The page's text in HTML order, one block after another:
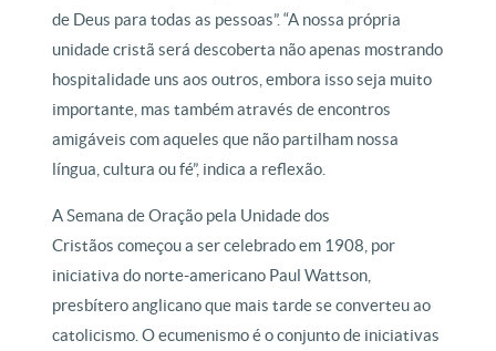
de Deus para todas as pessoas”. “A nossa própria
unidade cristã será descoberta não apenas mostrando
hospitalidade uns aos outros, embora isso seja muito
importante, mas também através de encontros
amigáveis com aqueles que não partilham nossa
língua, cultura ou fé”, indica a reflexão.
A Semana de Oração pela Unidade dos
Cristãos começou a ser celebrado em 1908, por
iniciativa do norte-americano Paul Wattson,
presbítero anglicano que mais tarde se converteu ao
catolicismo. O ecumenismo é o conjunto de iniciativas